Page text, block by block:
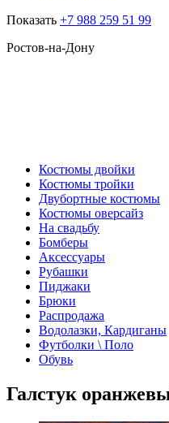
Показать +7 988 259 51 99
Ростов-на-Дону
Костюмы двойки
Костюмы тройки
Двубортные костюмы
Костюмы оверсайз
На свадьбу
Бомберы
Аксессуары
Рубашки
Пиджаки
Брюки
Распродажа
Водолазки, Кардиганы
Футболки \ Поло
Обувь
Галстук